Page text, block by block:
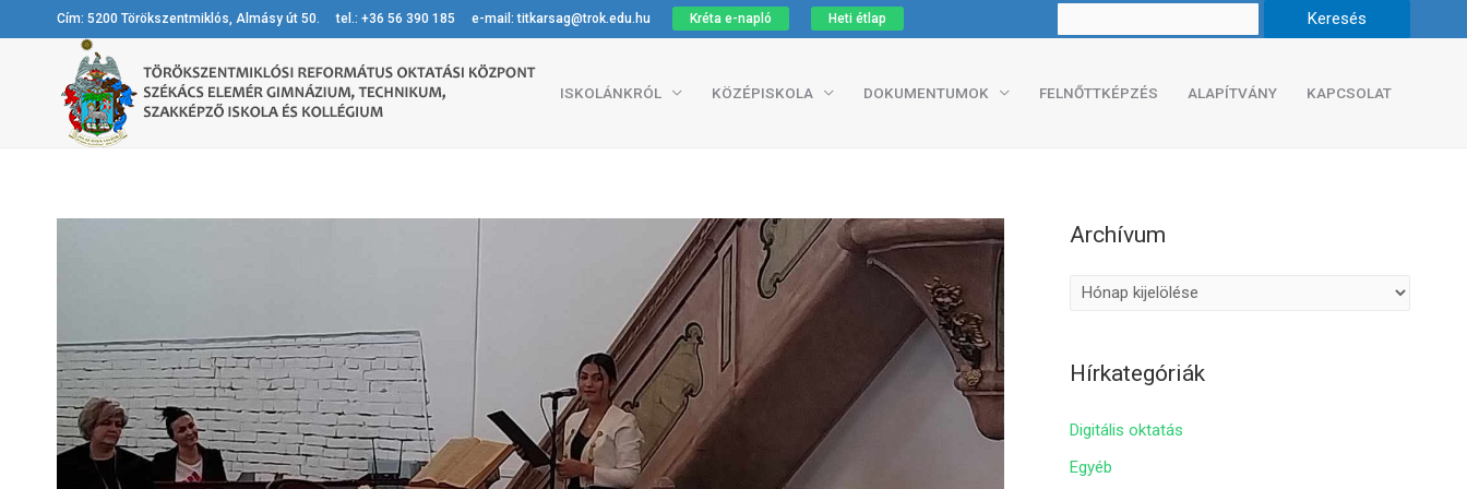
Kréta e-napló
Cím: 5200 Törökszentmiklós, Almásy út 50. tel.: +36 56 390 185 e-mail: titkarsag@trok.edu.hu Heti étlap
ISKOLÁNKRÓL KÖZÉPISKOLA DOKUMENTUMOK FELNŐTTKÉPZÉS ALAPÍTVÁNY KAPCSOLAT
Archívum
í
Hírkategóriák
Digitális oktatás
Egyéb